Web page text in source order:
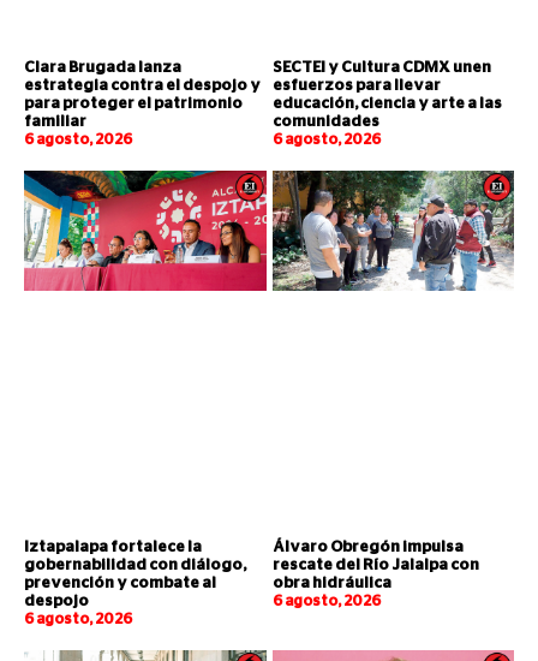
Clara Brugada lanza
estrategia contra el despojo y
para proteger el patrimonio
familiar
6 agosto, 2026
SECTEI y Cultura CDMX unen
esfuerzos para llevar
educación, ciencia y arte a las
comunidades
6 agosto, 2026
Iztapalapa fortalece la
gobernabilidad con diálogo,
prevención y combate al
despojo
6 agosto, 2026
Álvaro Obregón impulsa
rescate del Río Jalalpa con
obra hidráulica
6 agosto, 2026